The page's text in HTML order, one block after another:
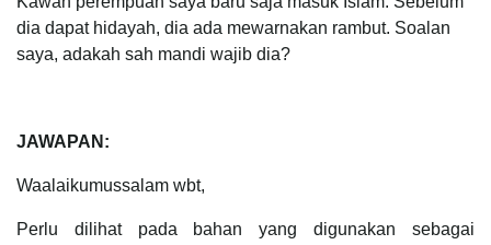
dia dapat hidayah, dia ada mewarnakan rambut. Soalan
saya, adakah sah mandi wajib dia?
JAWAPAN:
Waalaikumussalam wbt,
Perlu dilihat pada bahan yang digunakan sebagai